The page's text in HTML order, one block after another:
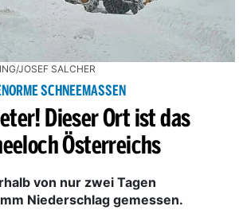
JOSEF SALCHER
SCHNEEMASSEN
Dieser Ort ist das
Österreichs
von nur zwei Tagen
Niederschlag gemessen.